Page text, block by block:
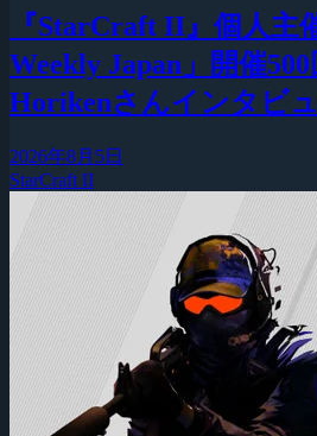
『StarCraft II』個人主
Weekly Japan」開催
Horikenさんインタビ
2026年8月5日
StarCraft II